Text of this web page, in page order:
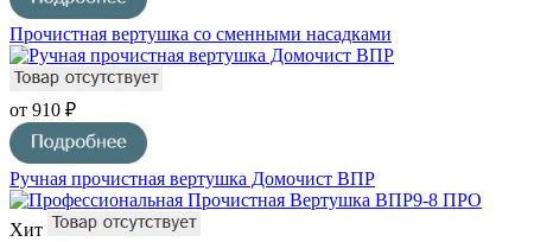
Прочистная вертушка со сменными насадками
от 910 ₽
Ручная прочистная вертушка Домочист ВПР
Хит